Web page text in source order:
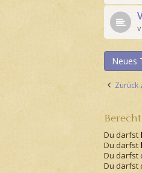
Neues
Zurück
Du darfst
Du darfst
Du darfst
Du darfst